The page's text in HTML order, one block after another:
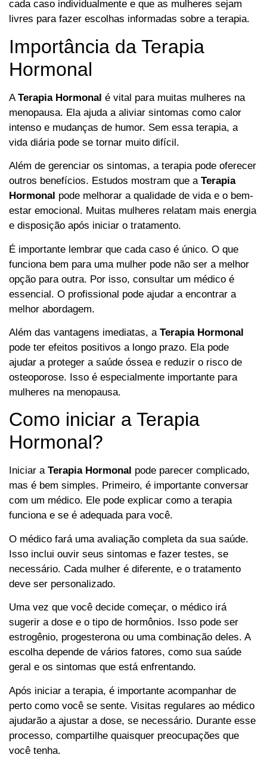
cada caso individualmente e que as mulheres sejam
livres para fazer escolhas informadas sobre a terapia.
Importância da Terapia
Hormonal
A Terapia Hormonal é vital para muitas mulheres na
menopausa. Ela ajuda a aliviar sintomas como calor
intenso e mudanças de humor. Sem essa terapia, a
vida diária pode se tornar muito difícil.
Além de gerenciar os sintomas, a terapia pode oferecer
outros benefícios. Estudos mostram que a Terapia
Hormonal pode melhorar a qualidade de vida e o bem-
estar emocional. Muitas mulheres relatam mais energia
e disposição após iniciar o tratamento.
É importante lembrar que cada caso é único. O que
funciona bem para uma mulher pode não ser a melhor
opção para outra. Por isso, consultar um médico é
essencial. O profissional pode ajudar a encontrar a
melhor abordagem.
Além das vantagens imediatas, a Terapia Hormonal
pode ter efeitos positivos a longo prazo. Ela pode
ajudar a proteger a saúde óssea e reduzir o risco de
osteoporose. Isso é especialmente importante para
mulheres na menopausa.
Como iniciar a Terapia
Hormonal?
Iniciar a Terapia Hormonal pode parecer complicado,
mas é bem simples. Primeiro, é importante conversar
com um médico. Ele pode explicar como a terapia
funciona e se é adequada para você.
O médico fará uma avaliação completa da sua saúde.
Isso inclui ouvir seus sintomas e fazer testes, se
necessário. Cada mulher é diferente, e o tratamento
deve ser personalizado.
Uma vez que você decide começar, o médico irá
sugerir a dose e o tipo de hormônios. Isso pode ser
estrogênio, progesterona ou uma combinação deles. A
escolha depende de vários fatores, como sua saúde
geral e os sintomas que está enfrentando.
Após iniciar a terapia, é importante acompanhar de
perto como você se sente. Visitas regulares ao médico
ajudarão a ajustar a dose, se necessário. Durante esse
processo, compartilhe quaisquer preocupações que
você tenha.